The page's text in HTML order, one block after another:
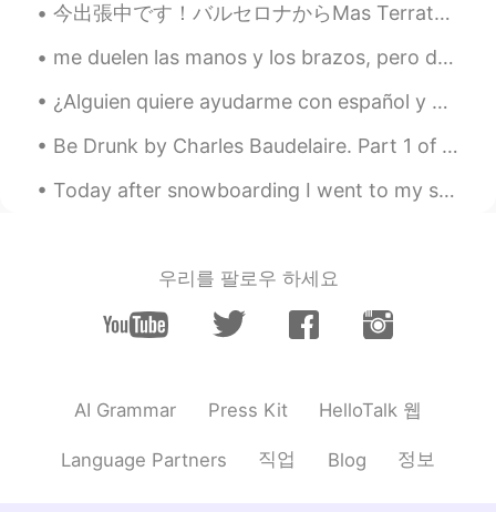
en buen chileno mándalo a la chucha
William 2020.07.31 20:37
entendido que esta app es solo para
Paul 2020.07.31 20:32
intentando hablar con una amiga
今出張中です！バルセロナからMas Terratsと言うのところに行った。半径10kmには森しかありません！ この旅行の理由はチーム仲良くなるのためです。 昔、このところはお金持ちの家族の土地だ...
me duelen las manos y los brazos, pero dejar de fumar no es una opción manos - hands brazos - a...
¿Alguien quiere ayudarme con español y yo puedo ayudarte con tu inglés? Entiendo mucho pero no ha...
Be Drunk by Charles Baudelaire. Part 1 of 2. You have to be always drunk. That's all there is...
Today after snowboarding I went to my sister's hotel and went swimming in an outside pool ! It ...
우리를 팔로우 하세요
AI Grammar Press Kit HelloTalk 웹
Language Partners 직업 Blog 정보